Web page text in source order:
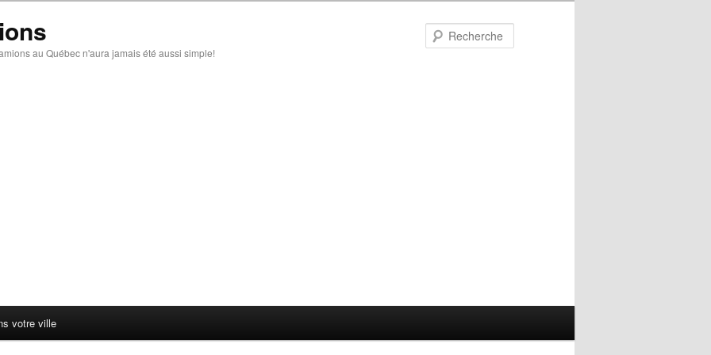
au Québec n'aura jamais été aussi simple!
votre ville